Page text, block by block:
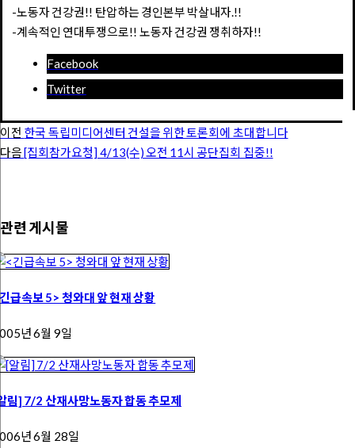
-노동자 건강권!! 탄압하는 경인본부 박살내자.!!
-계속적인 연대투쟁으로!! 노동자 건강권 쟁취하자!!
Facebook
Twitter
이전 한국 독립미디어센터 건설을 위한 토론회에 초대합니다
다음[집회참가요청] 4/13(수) 오전 11시 공단집회 집중!!
관련 게시물
급속보 5> 청와대 앞 현재 상황
년 6월 9일
림] 7/2 산재사망노동자 합동 추모제
년 6월 28일